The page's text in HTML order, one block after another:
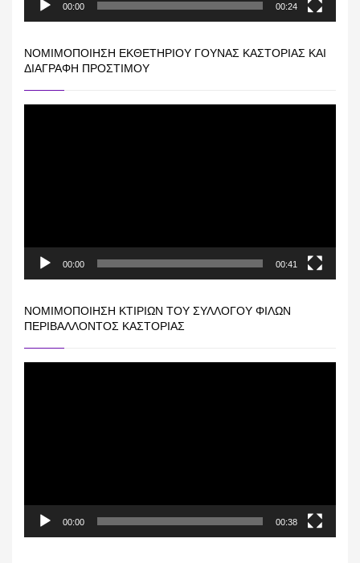
00:00 00:24
ΝΟΜΙΜΟΠΟΊΗΣΗ ΕΚΘΕΤΗΡΊΟΥ ΓΟΎΝΑΣ ΚΑΣΤΟΡΙΆΣ ΚΑΙ
ΔΙΑΓΡΑΦΉ ΠΡΟΣΤΊΜΟΥ
00:00 00:41
ΝΟΜΙΜΟΠΟΊΗΣΗ ΚΤΙΡΊΩΝ ΤΟΥ ΣΥΛΛΌΓΟΥ ΦΊΛΩΝ
ΠΕΡΙΒΆΛΛΟΝΤΟΣ ΚΑΣΤΟΡΙΆΣ
00:00 00:38